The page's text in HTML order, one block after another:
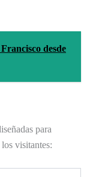
desde
para
los visitantes: